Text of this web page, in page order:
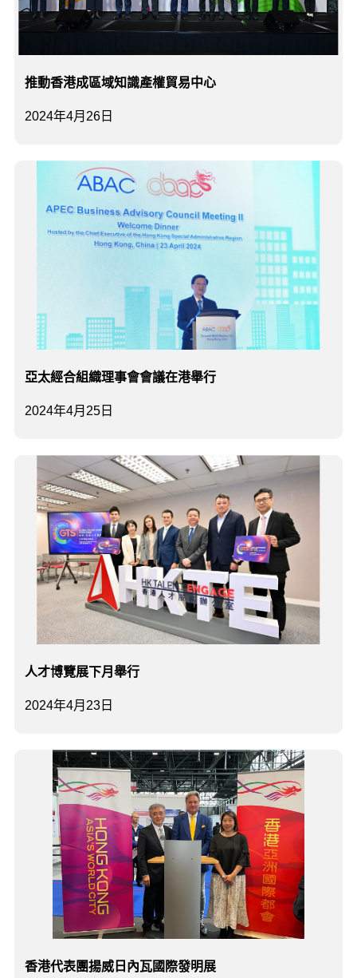
2024年4月26日
推動香港成區域知識產權貿易中心
2024年4月25日
亞太經合組織理事會會議在港舉行
2024年4月23日
人才博覽展下月舉行
香港代表團揚威日內瓦國際發明展